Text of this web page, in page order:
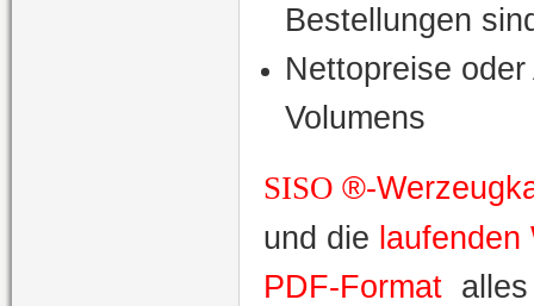
Bestellungen
Nettopreise
Volumens
SISO ®-
und die laufenden
PDF-Format